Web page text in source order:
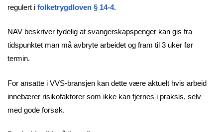
regulert i folketrygdloven § 14-4.
NAV beskriver tydelig at svangerskapspenger kan gis fra
tidspunktet man må avbryte arbeidet og fram til 3 uker før
termin.
For ansatte i VVS-bransjen kan dette være aktuelt hvis arbeid
innebærer risikofaktorer som ikke kan fjernes i praksis, selv
med gode forsøk.